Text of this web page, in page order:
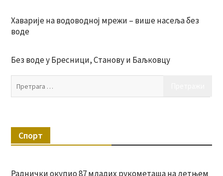
Хаварије на водоводној мрежи – више насеља без
воде
Без воде у Бресници, Станову и Баљковцу
Спорт
Раднички окупио 87 младих рукометаша на летњем